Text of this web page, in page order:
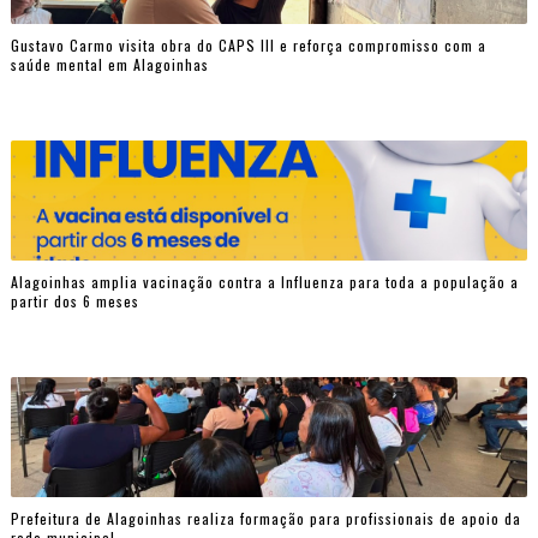
Gustavo Carmo visita obra do CAPS III e reforça compromisso com a
saúde mental em Alagoinhas
Alagoinhas amplia vacinação contra a Influenza para toda a população a
partir dos 6 meses
Prefeitura de Alagoinhas realiza formação para profissionais de apoio da